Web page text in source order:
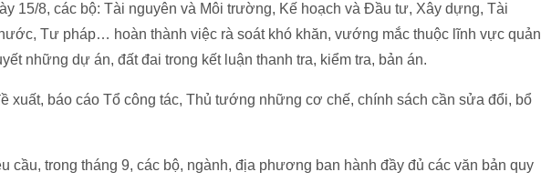
15/8, các bộ: Tài nguyên và Môi trường, Kế hoạch và Đầu tư, Xây dựng, Tài
Tư pháp… hoàn thành việc rà soát khó khăn, vướng mắc thuộc lĩnh vực quản
những dự án, đất đai trong kết luận thanh tra, kiểm tra, bản án.
xuất, báo cáo Tổ công tác, Thủ tướng những cơ chế, chính sách cần sửa đổi, bổ
cầu, trong tháng 9, các bộ, ngành, địa phương ban hành đầy đủ các văn bản quy